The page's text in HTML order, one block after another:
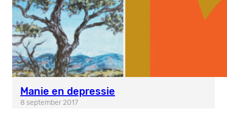
Manie en depressie
8 september 2017